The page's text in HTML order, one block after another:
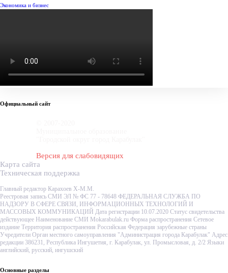
Экономика и бизнес
Официальный сайт
Версия для слабовидящих
Карта сайта
Техническая поддержка
Главный редактор Карахоев Х-М.М.
Реестровая запись СМИ ЭЛ № ФС 77 - 78648 ФЕДЕРАЛЬНАЯ СЛУЖБА ПО
НАДЗОРУ В СФЕРЕ СВЯЗИ, ИНФОРМАЦИОННЫХ ТЕХНОЛОГИЙ И
МАССОВЫХ КОММУНИКАЦИЙ Дата регистрации 10.07.2020 Статус свидетельства
действующее Наименование СМИ Mokarabulak.ru Форма распространения Сетевое
издание Территория распространения Российская Федерация зарубежные страны
Учредители Орган местного самоуправления "Администрация города Карабулак" Адрес
редакции 386231, Республика Ингушетия, г. Карабулак, ул. Промысловая, д. 2/2 Языки
английский, русский, ингушский
Основные разделы